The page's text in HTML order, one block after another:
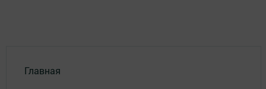
Главная